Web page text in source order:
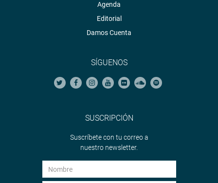
Agenda
Editorial
Damos Cuenta
SÍGUENOS
SUSCRIPCIÓN
Suscríbete con tu correo a
nuestro newsletter.